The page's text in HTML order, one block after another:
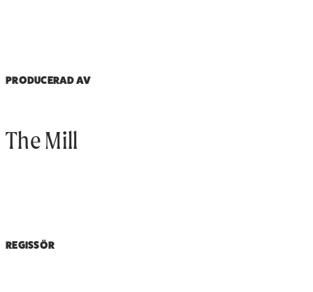
PRODUCERAD AV
The Mill
REGISSÖR